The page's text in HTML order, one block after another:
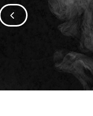
SIIRRY